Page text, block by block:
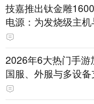
技嘉推出钛金雕
电源：为发烧级主
打造旗舰供电方案
2026年6大热门手游
国服、外服与多设